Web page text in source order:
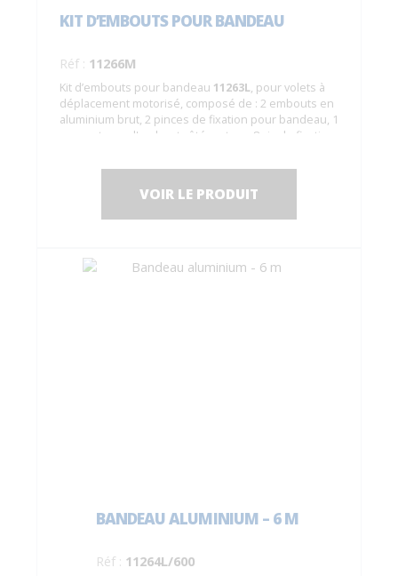
KIT D’EMBOUTS POUR BANDEAU
Réf : 11266M
Kit d’embouts pour bandeau 11263L, pour volets à
déplacement motorisé, composé de : 2 embouts en
aluminium brut, 2 pinces de fixation pour bandeau, 1
support pour l'embout côté moteur, 8 vis de fixation
VOIR LE PRODUIT
BANDEAU ALUMINIUM – 6 M
Réf : 11264L/600